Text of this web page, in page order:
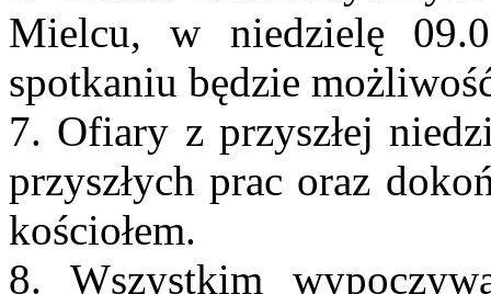
Mielcu, w niedzielę
spotkaniu będzie
7. Ofiary z przyszłej
przyszłych prac oraz
kościołem.
8. Wszystkim